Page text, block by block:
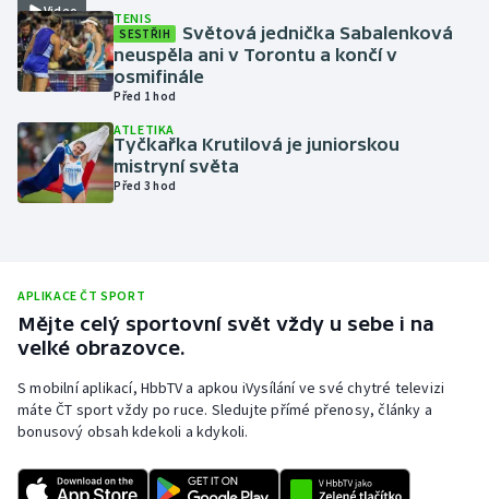
Olympijské hry
Parasport
Plavání
Plážový volejbal
Rychlobruslení
Rychlostní kanoistika
Short track
Video TENIS
SESTŘIH
Světová jednička Sabalenková
neuspěla ani v Torontu a končí v
osmifinále
Před 1 hod
ATLETIKA
Tyčkařka Krutilová je juniorskou
mistryní světa
Před 3 hod
APLIKACE ČT SPORT
Mějte celý sportovní svět vždy u sebe i na
velké obrazovce.
S mobilní aplikací, HbbTV a apkou iVysílání ve své chytré televizi
máte ČT sport vždy po ruce. Sledujte přímé přenosy, články a
bonusový obsah kdekoli a kdykoli.